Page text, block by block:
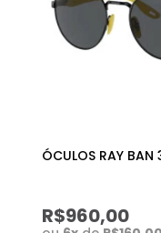
ÓCULOS RAY
R$960,00